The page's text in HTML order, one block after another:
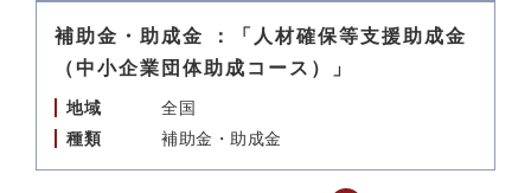
補助金・助成金 ：「人材確保等支援助成金
（中小企業団体助成コース）」
地域
全国
種類
補助金・助成金